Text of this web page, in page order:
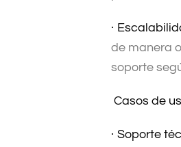
·
de manera
soporte
Casos de
· Soporte